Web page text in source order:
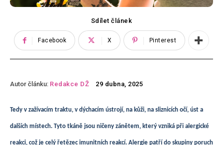
Sdílet článek
Facebook X Pinterest
Autor článku: Redakce DŽ 29 dubna, 2025
Tedy v zažívacím traktu, v dýchacím ústrojí, na kůži, na sliznicích očí, úst a
dalších místech. Tyto tkáně jsou ničeny zánětem, který vzniká při alergické
reakci, což je celý řetězec imunitních reakcí. Alergie patří do skupiny poruch